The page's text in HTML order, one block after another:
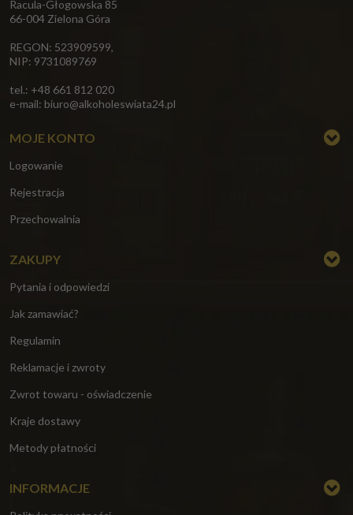
Racula-Głogowska 85
66-004 Zielona Góra
REGON: 523909599,
NIP: 9731089769
tel.: +48 661 812 020
e-mail: biuro@alkoholeswiata24.pl
MOJE KONTO
Logowanie
Rejestracja
Przechowalnia
ZAKUPY
Pytania i odpowiedzi
Jak zamawiać?
Regulamin
Reklamacje i zwroty
Zwrot towaru - oświadczenie
Kraje dostawy
Metody płatności
INFORMACJE